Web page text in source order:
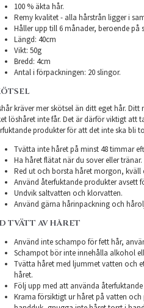
100 % äkta hår.
Remy kvalitet - alla hårstrån ligger i
Håller upp till 6 månader, beroende på
Längd: 40cm
Vikt: 50g
Bredd: 4cm
Antal i förpackningen: 20 slingor.
kräver mer skötsel än ditt eget hår.
löshåret inte får. Det är därför viktigt att
produkter för att det inte ska bli
Tvätta inte håret på minst 48 timmar
Ha håret flätat när du sover eller tränar.
Red ut och borsta håret morgon, kväll
Använd återfuktande produkter avsett
Undvik saltvatten och klorvatten.
Använd gärna hårinpackning och
TVÄTT AV HÅRET
Använd inte schampo för fett hår,
Schampot bör inte innehålla alkohol
Tvätta håret med ljummet vatten och
håret.
Följ upp med att använda
Krama försiktigt ur håret på vatten